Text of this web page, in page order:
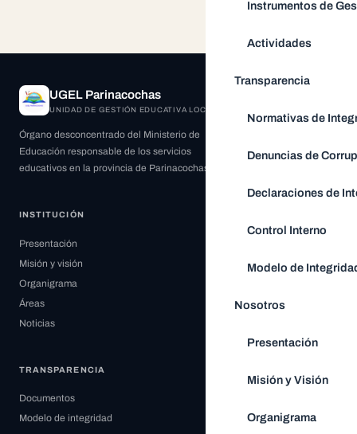
Instrumentos de
Actividades
Transparencia
Normativas de
Denuncias de
Declaraciones de
Control Interno
Modelo de
Nosotros
Presentación
Misión y Visión
Organigrama
UGEL Parinacochas
UNIDAD DE GESTIÓN EDUCATIVA LOCAL
Órgano desconcentrado del Ministerio de
Educación responsable de los servicios
educativos en la provincia de Parinacochas.
INSTITUCIÓN
Presentación
Misión y visión
Organigrama
Áreas
Noticias
TRANSPARENCIA
Documentos
Modelo de integridad